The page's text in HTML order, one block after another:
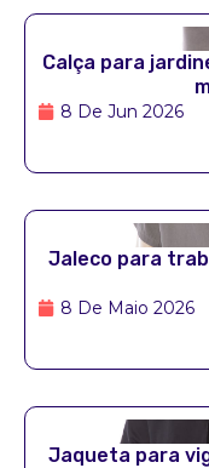
Calça para
8 De Jun 2026
Jaleco para
8 De Maio 2026
Jaqueta para